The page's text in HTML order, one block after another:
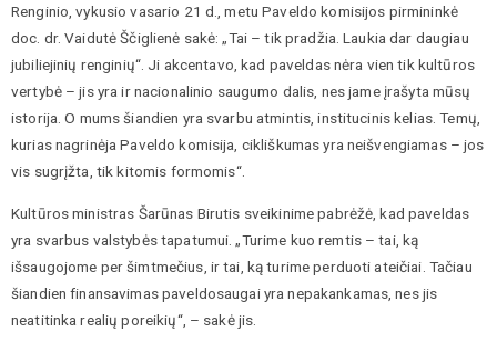
Renginio, vykusio vasario 21 d., metu Paveldo komisijos pirmininkė
doc. dr. Vaidutė Ščiglienė sakė: „Tai – tik pradžia. Laukia dar daugiau
jubiliejinių renginių“. Ji akcentavo, kad paveldas nėra vien tik kultūros
vertybė – jis yra ir nacionalinio saugumo dalis, nes jame įrašyta mūsų
istorija. O mums šiandien yra svarbu atmintis, institucinis kelias. Temų,
kurias nagrinėja Paveldo komisija, cikliškumas yra neišvengiamas – jos
vis sugrįžta, tik kitomis formomis“.
Kultūros ministras Šarūnas Birutis sveikinime pabrėžė, kad paveldas
yra svarbus valstybės tapatumui. „Turime kuo remtis – tai, ką
išsaugojome per šimtmečius, ir tai, ką turime perduoti ateičiai. Tačiau
šiandien finansavimas paveldosaugai yra nepakankamas, nes jis
neatitinka realių poreikių“, – sakė jis.